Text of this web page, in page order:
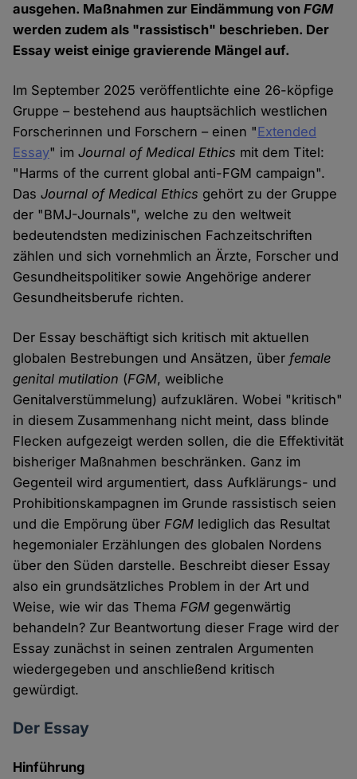
ausgehen. Maßnahmen zur Eindämmung vonFGM
werden zudem als "rassistisch" beschrieben. Der
Essay weist einige gravierende Mängel auf.
Im September 2025 veröffentlichte eine 26-köpfige
Gruppe – bestehend aus hauptsächlich westlichen
Forscherinnen und Forschern – einen "Extended
Essay" imJournal of Medical Ethics mit dem Titel:
"Harms of the current global anti-FGM campaign".
DasJournal of Medical Ethics gehört zu der Gruppe
der "BMJ-Journals", welche zu den weltweit
bedeutendsten medizinischen Fachzeitschriften
zählen und sich vornehmlich an Ärzte, Forscher und
Gesundheitspolitiker sowie Angehörige anderer
Gesundheitsberufe richten.
Der Essay beschäftigt sich kritisch mit aktuellen
globalen Bestrebungen und Ansätzen, über female
genital mutilation (FGM, weibliche
Genitalverstümmelung) aufzuklären. Wobei "kritisch"
in diesem Zusammenhang nicht meint, dass blinde
Flecken aufgezeigt werden sollen, die die Effektivität
bisheriger Maßnahmen beschränken. Ganz im
Gegenteil wird argumentiert, dass Aufklärungs- und
Prohibitionskampagnen im Grunde rassistisch seien
und die Empörung überFGM lediglich das Resultat
hegemonialer Erzählungen des globalen Nordens
über den Süden darstelle. Beschreibt dieser Essay
also ein grundsätzliches Problem in der Art und
Weise, wie wir das ThemaFGM gegenwärtig
behandeln? Zur Beantwortung dieser Frage wird der
Essay zunächst in seinen zentralen Argumenten
wiedergegeben und anschließend kritisch
gewürdigt.
Der Essay
Hinführung